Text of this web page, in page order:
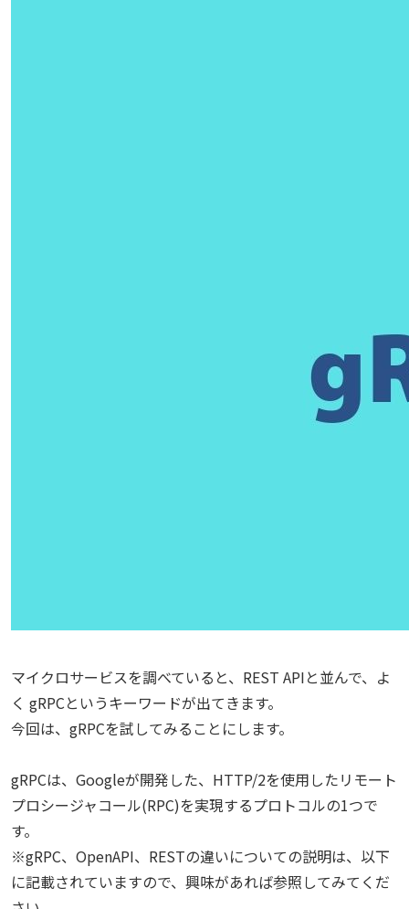
マイクロサービスを調べていると、REST APIと並んで、よ
く gRPCというキーワードが出てきます。
今回は、gRPCを試してみることにします。
gRPCは、Googleが開発した、HTTP/2を使用したリモート
プロシージャコール(RPC)を実現するプロトコルの1つで
す。
※gRPC、OpenAPI、RESTの違いについての説明は、以下
に記載されていますので、興味があれば参照してみてくだ